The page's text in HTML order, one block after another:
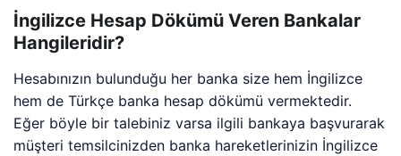
İngilizce Hesap Dökümü Veren Bankalar
Hangileridir?
Hesabınızın bulunduğu her banka size hem İngilizce
hem de Türkçe banka hesap dökümü vermektedir.
Eğer böyle bir talebiniz varsa ilgili bankaya başvurarak
müşteri temsilcinizden banka hareketlerinizin İngilizce